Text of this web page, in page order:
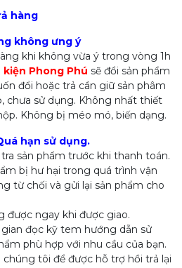
hàng
không ưng ý
khi không vừa ý trong vòng 1h
kiện Phong Phú sẽ đổi sản phẩm
đổi hoặc trả cần giữ sản phâm
chưa sử dụng. Không nhất thiết
Không bị méo mó, biến dạng.
hạn sử dụng.
sản phẩm trước khi thanh toán.
bị hư hại trong quá trình vận
từ chối và gửi lại sản phẩm cho
được ngay khi được giao.
đọc kỹ tem hướng dẫn sử
phù hợp với nhu cầu của bạn.
tôi để được hỗ trợ hồi trả lại